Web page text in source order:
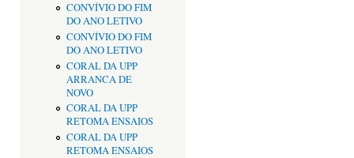
CONVÍVIO DO FIM
DO ANO LETIVO
CONVÍVIO DO FIM
DO ANO LETIVO
CORAL DA UPP
ARRANCA DE
NOVO
CORAL DA UPP
RETOMA ENSAIOS
CORAL DA UPP
RETOMA ENSAIOS